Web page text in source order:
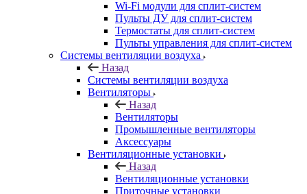
Wi-Fi модули для сплит-систем
Пульты ДУ для сплит-систем
Термостаты для сплит-систем
Пульты управления для сплит-систем
Системы вентиляции воздуха
Назад
Системы вентиляции воздуха
Вентиляторы
Назад
Вентиляторы
Промышленные вентиляторы
Аксессуары
Вентиляционные установки
Назад
Вентиляционные установки
Приточные установки